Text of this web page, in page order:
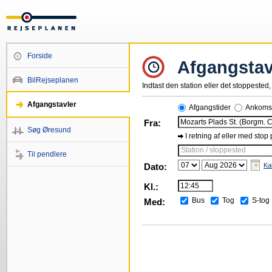
Forside
BilRejseplanen
Afgangstavler
Søg Øresund
Til pendlere
Indtast den station eller det
Afgangstider
Fra:
I retning af eller med stop
Station / stoppested
Dato:
Kl.:
Med:
Bus Tog S-tog